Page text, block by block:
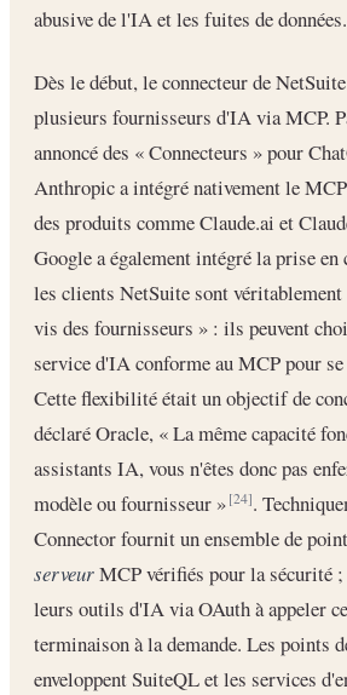
abusive de l'IA et les fuites de données.
Dès le début, le connecteur de
plusieurs fournisseurs d'IA via MCP.
annoncé des « Connecteurs » pour
Anthropic a intégré nativement le
des produits comme Claude.ai et
Google a également intégré la prise
les clients NetSuite sont
vis des fournisseurs » : ils peuvent
service d'IA conforme au MCP pour se
Cette flexibilité était un objectif de
déclaré Oracle, « La même capacité
assistants IA, vous n'êtes donc pas
modèle ou fournisseur »[24].
Connector fournit un ensemble de
serveurMCP vérifiés pour la sécurité
leurs outils d'IA via OAuth à appeler
terminaison à la demande. Les points
enveloppent SuiteQL et les services